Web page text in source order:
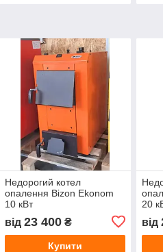
Недорогий котел
опалення Bizon Ekonom
10 кВт
від 23 400₴
Купити
20
від